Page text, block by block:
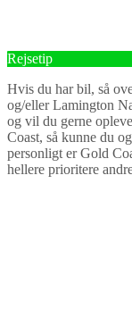
Rejsetip
Hvis du har bil, så
og/eller Lamington
og vil du gerne
Coast, så kunne du
personligt er Gold
hellere prioritere